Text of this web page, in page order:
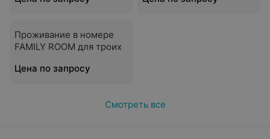
Проживание в номере
FAMILY ROOM для троих
Цена по запросу
Смотреть все